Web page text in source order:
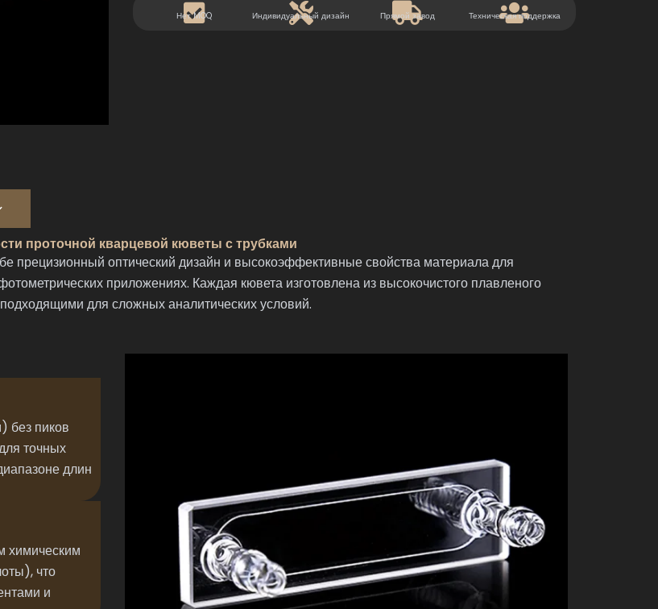
Нет MOQ Индивидуальный дизайн Прямой завод Техническая поддержка
проточной кварцевой кюветы с трубками
прецизионный оптический дизайн и высокоэффективные свойства материала для
приложениях. Каждая кювета изготовлена из высокочистого плавленого
для сложных аналитических условий.
без пиков
точных
длин
химическим
что
и